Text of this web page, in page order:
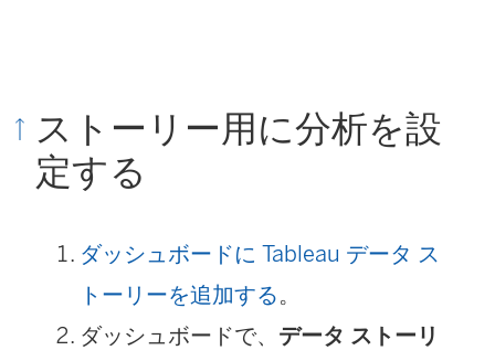
ストーリー用に分析を設
定する
ダッシュボードに Tableau データ ス
トーリーを追加する。
ダッシュボードで、 データ ストーリ